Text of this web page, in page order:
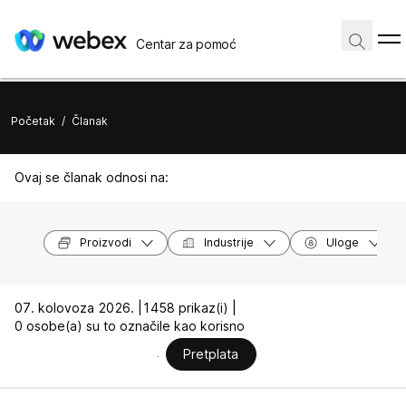
Centar za pomoć
Početak / Članak
Ovaj se članak odnosi na:
Proizvodi Industrije Uloge
07. kolovoza 2026. |
1458 prikaz(i) |
0 osobe(a) su to označile kao korisno
Pretplata